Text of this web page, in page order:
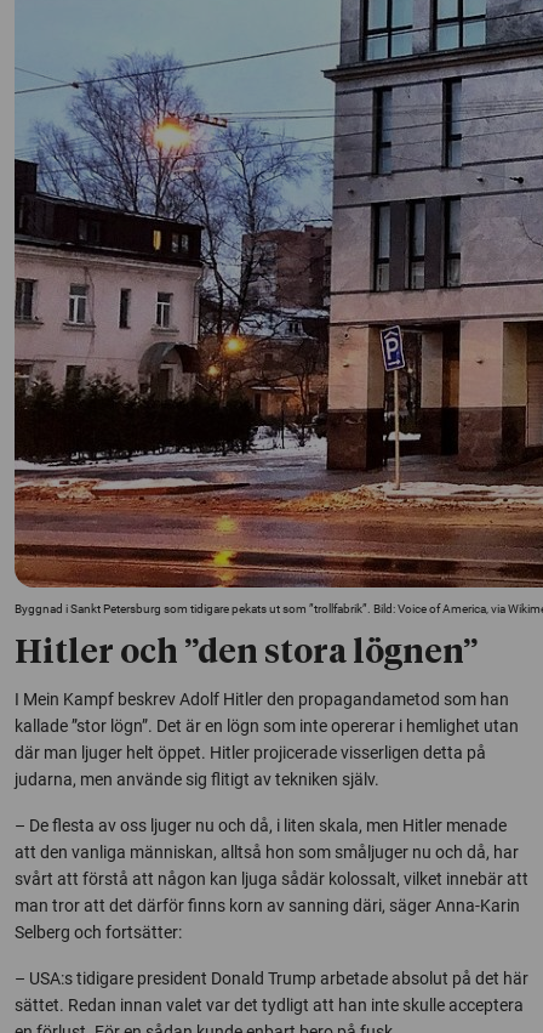
Byggnad i Sankt Petersburg som tidigare pekats ut som ”trollfabrik”. Bild: Voice of America, via
Hitler och ”den stora lögnen”
I Mein Kampf beskrev Adolf Hitler den propagandametod som han
kallade ”stor lögn”. Det är en lögn som inte opererar i hemlighet utan
där man ljuger helt öppet. Hitler projicerade visserligen detta på
judarna, men använde sig flitigt av tekniken själv.
– De flesta av oss ljuger nu och då, i liten skala, men Hitler menade
att den vanliga människan, alltså hon som småljuger nu och då, har
svårt att förstå att någon kan ljuga sådär kolossalt, vilket innebär att
man tror att det därför finns korn av sanning däri, säger Anna-Karin
Selberg och fortsätter:
– USA:s tidigare president Donald Trump arbetade absolut på det här
sättet. Redan innan valet var det tydligt att han inte skulle acceptera